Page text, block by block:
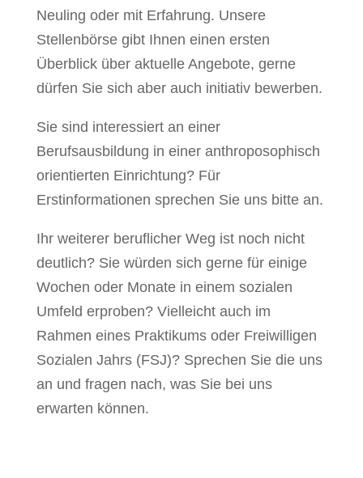
Neuling oder mit Erfahrung. Unsere
Stellenbörse gibt Ihnen einen ersten
Überblick über aktuelle Angebote, gerne
dürfen Sie sich aber auch initiativ bewerben.
Sie sind interessiert an einer
Berufsausbildung in einer anthroposophisch
orientierten Einrichtung? Für
Erstinformationen sprechen Sie uns bitte an.
Ihr weiterer beruflicher Weg ist noch nicht
deutlich? Sie würden sich gerne für einige
Wochen oder Monate in einem sozialen
Umfeld erproben? Vielleicht auch im
Rahmen eines Praktikums oder Freiwilligen
Sozialen Jahrs (FSJ)? Sprechen Sie die uns
an und fragen nach, was Sie bei uns
erwarten können.